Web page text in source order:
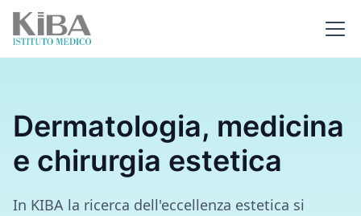
Dermatologia, medicina
e chirurgia estetica
In KIBA la ricerca dell'eccellenza estetica si